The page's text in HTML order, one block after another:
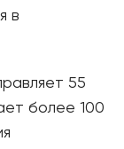
в
55
более 100